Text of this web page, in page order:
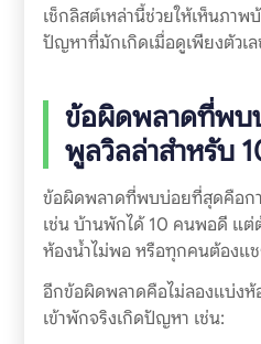
เช็กลิสต์เหล่านี้ช่วยให้เห็นภา
ปัญหาที่มักเกิดเมื่อดูเพียงตัวเ
ข้อผิดพลาดที่พบ
พูลวิลล่าสำหรับ
ข้อผิดพลาดที่พบบ่อยที่สุดคือก
เช่น บ้านพักได้ 10 คนพอดี แต่
ห้องน้ำไม่พอ หรือทุกคนต้องแ
อีกข้อผิดพลาดคือไม่ลองแบ่งห้
เข้าพักจริงเกิดปัญหา เช่น: